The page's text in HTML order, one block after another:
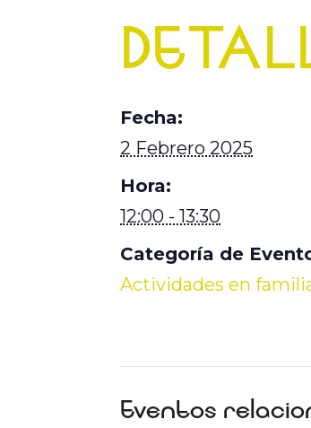
Fecha:
2 Febrero 2025
Hora:
12:00 - 13:30
Categoría de
Actividades en
Eventos